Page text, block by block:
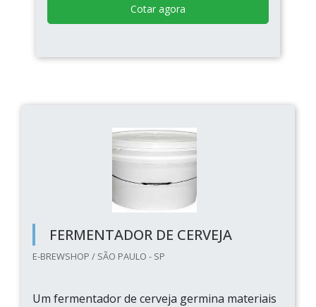
Cotar agora
FERMENTADOR DE CERVEJA
E-BREWSHOP / SÃO PAULO - SP
Um fermentador de cerveja germina materiais